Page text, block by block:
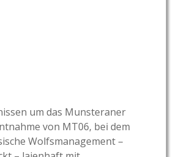
um das Munsteraner
von MT06, bei dem
Wolfsmanagement –